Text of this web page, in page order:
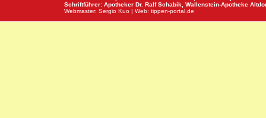
Schriftführer: Apotheker Dr. Ralf Schabik, Wallenstein-Apotheke
Webmaster: Sergio Kuo | Web: tippen-portal.de